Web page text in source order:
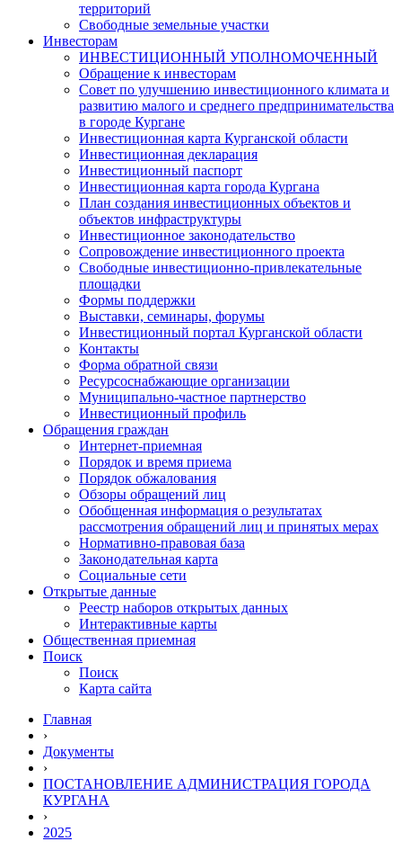
территорий
Свободные земельные участки
Инвесторам
ИНВЕСТИЦИОННЫЙ УПОЛНОМОЧЕННЫЙ
Обращение к инвесторам
Совет по улучшению инвестиционного климата и
развитию малого и среднего предпринимательства
в городе Кургане
Инвестиционная карта Курганской области
Инвестиционная декларация
Инвестиционный паспорт
Инвестиционная карта города Кургана
План создания инвестиционных объектов и
объектов инфраструктуры
Инвестиционное законодательство
Сопровождение инвестиционного проекта
Свободные инвестиционно-привлекательные
площадки
Формы поддержки
Выставки, семинары, форумы
Инвестиционный портал Курганской области
Контакты
Форма обратной связи
Ресурсоснабжающие организации
Муниципально-частное партнерство
Инвестиционный профиль
Обращения граждан
Интернет-приемная
Порядок и время приема
Порядок обжалования
Обзоры обращений лиц
Обобщенная информация о результатах
рассмотрения обращений лиц и принятых мерах
Нормативно-правовая база
Законодательная карта
Социальные сети
Открытые данные
Реестр наборов открытых данных
Интерактивные карты
Общественная приемная
Поиск
Поиск
Карта сайта
Главная
›
Документы
›
ПОСТАНОВЛЕНИЕ АДМИНИСТРАЦИЯ ГОРОДА
КУРГАНА
›
2025